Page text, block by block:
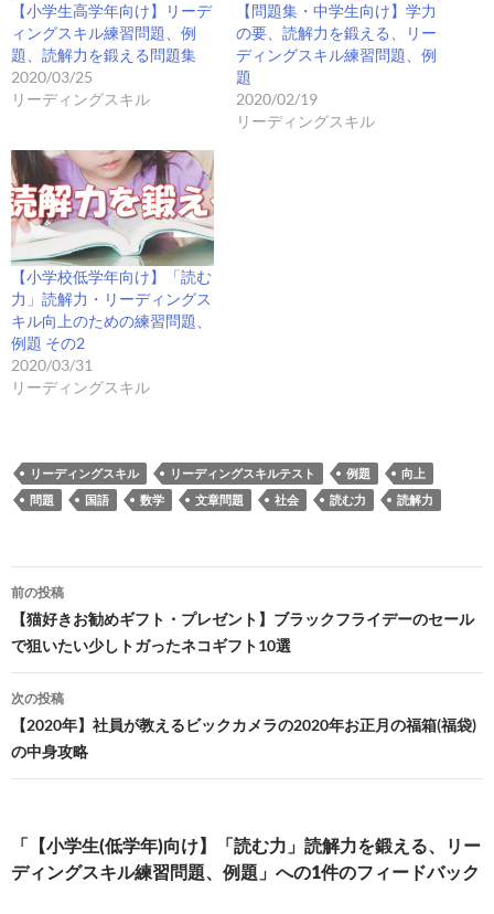
【小学生高学年向け】リーデ
ィングスキル練習問題、例
題、読解力を鍛える問題集
2020/03/25
リーディングスキル
【問題集・中学生向け】学力
の要、読解力を鍛える、リー
ディングスキル練習問題、例
題
2020/02/19
リーディングスキル
【小学校低学年向け】「読む
力」読解力・リーディングス
キル向上のための練習問題、
例題 その2
2020/03/31
リーディングスキル
リーディングスキル リーディングスキルテスト 例題
向上
問題
国語 数学 文章問題 社会 読む力 読解力
投
稿
ナ
ビ
ゲ
ー
ョ
前の投稿
【猫好きお勧めギフト・プレゼント】ブラックフライデーのセール
で狙いたい少しトガったネコギフト10選
次の投稿
【2020年】社員が教えるビックカメラの2020年お正月の福箱(福袋)
の中身攻略
「【小学生(低学年)向け】「読む力」読解力を鍛える、リー
ディングスキル練習問題、例題」への1件のフィードバック